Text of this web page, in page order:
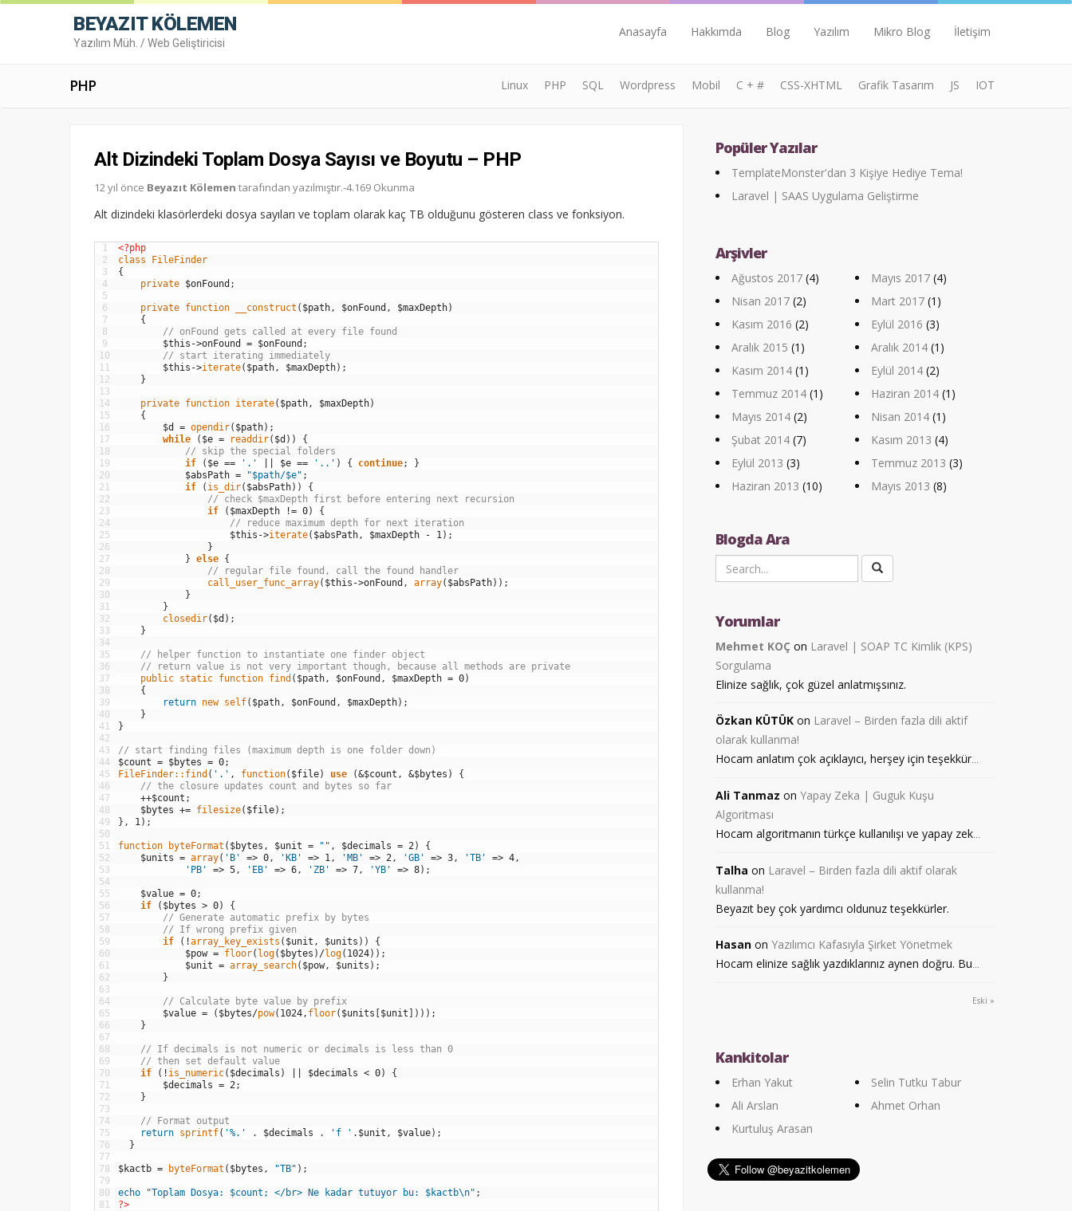
BEYAZIT KÖLEMEN
Yazılım Müh. / Web Geliştiricisi
Anasayfa Hakkımda Blog Yazılım Mikro Blog İletişim
PHP Linux PHP SQL Wordpress Mobil C + # CSS-XHTML Grafik Tasarım JS IOT
Alt Dizindeki Toplam Dosya Sayısı ve Boyutu – PHP
12 yıl önce Beyazıt Kölemen tarafından yazılmıştır.-4.169 Okunma
Alt dizindeki klasörlerdeki dosya sayıları ve toplam olarak kaç TB olduğunu gösteren class ve fonksiyon.
1
2
3
4
5
6
7
8
9
10
11
12
13
14
15
16
17
18
19
20
21
22
23
24
25
26
27
28
29
30
31
32
33
34
35
36
37
38
39
40
41
42
43
44
45
46
47
48
49
50
51
52
53
54
55
56
57
58
59
60
61
62
63
64
65
66
67
68
69
70
71
72
73
74
75
76
77
78
79
80
81
<?php
class
FileFinder
{
private $onFound ;
private function __construct ( $path, $onFound , $maxDepth)
{
// onFound gets called at every file found
$this ->onFound = $onFound ;
// start iterating immediately
$this ->iterate( $path, $maxDepth) ;
}
private function iterate( $path, $maxDepth)
{
$d
= opendir( $path) ;
while
( $e = readdir( $d ) )
{
// skip the special folders
if
( $e == '.' $e == '..' ) { continue;
}
$absPath = "$path/$e" ;
if
( is_dir( $absPath) )
{
// check $maxDepth first before entering next recursion
if
( $maxDepth != 0)
{
// reduce maximum depth for next iteration
$this ->iterate( $absPath, $maxDepth - 1) ;
}
} else {
// regular file found, call the found handler
call_user_func_array( $this ->onFound , array( $absPath) ) ;
}
}
closedir( $d ) ;
}
// helper function to instantiate one finder object
// return value is not very important though, because all methods are private
public static function find ( $path, $onFound , $maxDepth = 0)
{
return new self( $path, $onFound , $maxDepth) ;
}
}
// start finding files (maximum depth is one folder down)
$count = $bytes = 0;
FileFinder:: find ( '.' , function( $file) use (&$count , &$bytes )
{
// the closure updates count and bytes so far
++$count ;
$bytes += filesize( $file) ;
} , 1) ;
function byteFormat ( $bytes , $unit = "" , $decimals = 2)
{
$units = array( 'B' => 0, 'KB' => 1, 'MB' => 2, 'GB' => 3, 'TB' => 4,
'PB'
=> 5, 'EB' => 6, 'ZB' => 7, 'YB' => 8) ;
$value = 0;
if
( $bytes > 0)
{
// Generate automatic prefix by bytes
// If wrong prefix given
if
( !array_key_exists ( $unit , $units ) )
{
$pow = floor( log( $bytes ) /log( 1024) ) ;
$unit = array_search( $pow, $units ) ;
}
// Calculate byte value by prefix
$value = ( $bytes/pow( 1024, floor( $units $unit ) ) ) ;
}
// If decimals is not numeric or decimals is less than 0
// then set default value
if
( ! is_numeric( $decimals ) $decimals < 0)
{
$decimals = 2;
}
// Format output
return sprintf( '%.' . $decimals . 'f ' . $unit , $value) ;
}
$kactb = byteFormat ( $bytes , "TB" ) ;
echo "Toplam Dosya: $count; </br> Ne kadar tutuyor bu: $kactb\n" ;
?>
Popüler Yazılar
TemplateMonster'dan 3 Kişiye Hediye Tema!
Laravel | SAAS Uygulama Geliştirme
Arşivler
Ağustos 2017 (4) Mayıs 2017 (4)
Nisan 2017 (2) Mart 2017 (1)
Kasım 2016 (2) Eylül 2016 (3)
Aralık 2015 (1) Aralık 2014 (1)
Kasım 2014 (1) Eylül 2014 (2)
Temmuz 2014 (1) Haziran 2014 (1)
Mayıs 2014 (2) Nisan 2014 (1)
Şubat 2014 (7) Kasım 2013 (4)
Eylül 2013 (3) Temmuz 2013 (3)
Haziran 2013 (10) Mayıs 2013 (8)
Blogda Ara
Yorumlar
Mehmet KOÇ on Laravel | SOAP TC Kimlik (KPS)
Sorgulama
Elinize sağlık, çok güzel anlatmışsınız.
Özkan KÜTÜK on Laravel – Birden fazla dili aktif
olarak kullanma!
Hocam anlatım çok açıklayıcı, herşey için teşekkür...
Ali Tanmaz on Yapay Zeka | Guguk Kuşu
Algoritması
Hocam algoritmanın türkçe kullanılışı ve yapay zek...
Talha on Laravel – Birden fazla dili aktif olarak
kullanma!
Beyazıt bey çok yardımcı oldunuz teşekkürler.
Hasan on Yazılımcı Kafasıyla Şirket Yönetmek
Hocam elinize sağlık yazdıklarınız aynen doğru. Bu...
Eski »
Kankitolar
Erhan Yakut
Selin Tutku Tabur
Ali Arslan
Ahmet Orhan
Kurtuluş Arasan